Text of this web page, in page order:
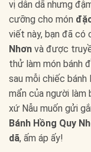
vị dân dã nhưng
cưỡng cho món
viết này, bạn đã có
Nhơn và được
thử làm món bánh
sau mỗi chiếc
mẩn của người làm
xứ Nẫu muốn gửi
Bánh Hồng Quy
dã, ấm áp ấy!